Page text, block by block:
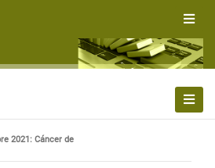
2021: Cáncer de